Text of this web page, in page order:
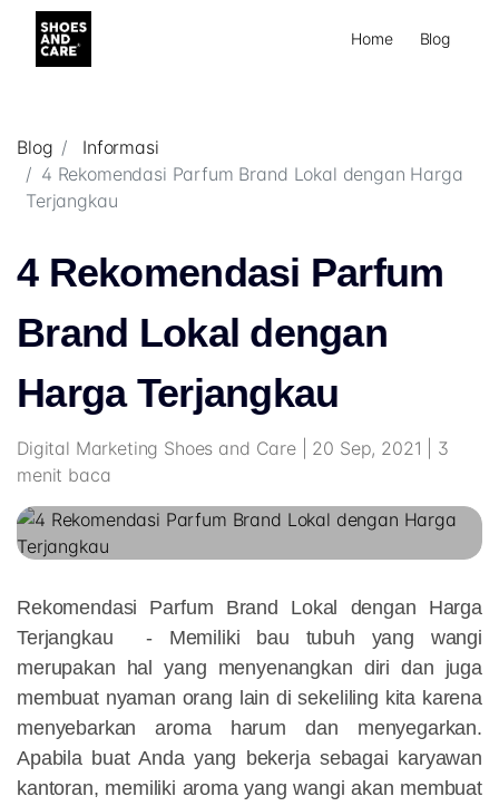
Home Blog
Blog
Informasi
4 Rekomendasi Parfum Brand Lokal dengan Harga
Terjangkau
4 Rekomendasi Parfum
Brand Lokal dengan
Harga Terjangkau
Digital Marketing Shoes and Care | 20 Sep, 2021 | 3
menit baca
Rekomendasi Parfum Brand Lokal dengan Harga
Terjangkau - Memiliki bau tubuh yang wangi
merupakan hal yang menyenangkan diri dan juga
membuat nyaman orang lain di sekeliling kita karena
menyebarkan aroma harum dan menyegarkan.
Apabila buat Anda yang bekerja sebagai karyawan
kantoran, memiliki aroma yang wangi akan membuat